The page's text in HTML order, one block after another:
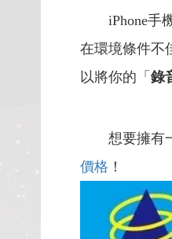
iPhone手
在環境條件不
以將你的「 錄
想要擁有一
價格 ！